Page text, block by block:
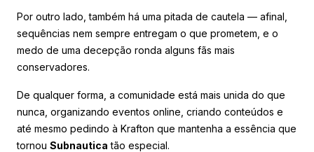
Por outro lado, também há uma pitada de cautela — afinal,
sequências nem sempre entregam o que prometem, e o
medo de uma decepção ronda alguns fãs mais
conservadores.
De qualquer forma, a comunidade está mais unida do que
nunca, organizando eventos online, criando conteúdos e
até mesmo pedindo à Krafton que mantenha a essência que
tornou Subnautica tão especial.